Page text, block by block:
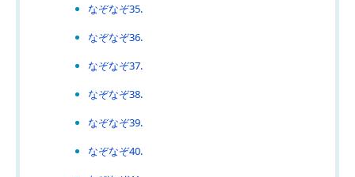
なぞなぞ35.
なぞなぞ36.
なぞなぞ37.
なぞなぞ38.
なぞなぞ39.
なぞなぞ40.